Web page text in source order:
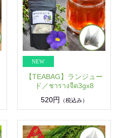
【TEABAG】ランジュー
ド／ชารางจืด3gx8
520円
（税込み）